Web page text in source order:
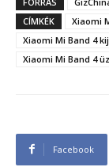
CÍMKÉK
Xiaomi
Xiaomi Mi Band 4
Xiaomi Mi Band 4
Facebook